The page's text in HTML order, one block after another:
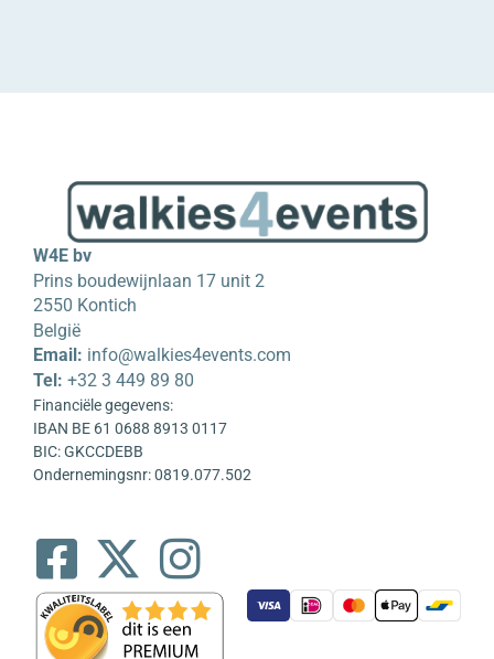
W4E bv
Prins boudewijnlaan 17 unit 2
2550 Kontich
België
Email: info@walkies4events.com
Tel: +32 3 449 89 80
Financiële gegevens:
IBAN BE 61 0688 8913 0117
BIC: GKCCDEBB
Ondernemingsnr: 0819.077.502